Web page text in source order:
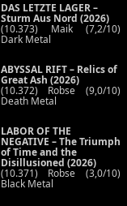
DAS LETZTE LAGER –
Sturm Aus Nord (2026)
(10.373) Maik (7,2/10)
Dark Metal
ABYSSAL RIFT – Relics of
Great Ash (2026)
(10.372) Robse (9,0/10)
Death Metal
LABOR OF THE
NEGATIVE – The Triumph
of Time and the
Disillusioned (2026)
(10.371) Robse (3,0/10)
Black Metal